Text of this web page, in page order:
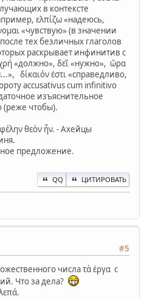
в контексте
ελπίζω «надеюсь,
«чувствую» (в значении
тех безличных глаголов
раскрывает инфинитив с
«должно», δεῖ «нужно», ὥρα
δίκαιόν ἐστι «справедливо,
accusativus cum infinitivo
изъяснительное
(реже чтобы).
θεὸν ἦν. - Ахейцы
предложение.
QQ ЦИТИРОВАТЬ
#5
числа τὰ ἐργα с
Что за дела?